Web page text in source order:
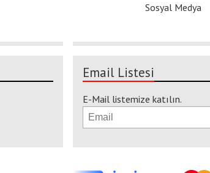
Sosyal Medya
Email Listesi
E-Mail listemize katılın.